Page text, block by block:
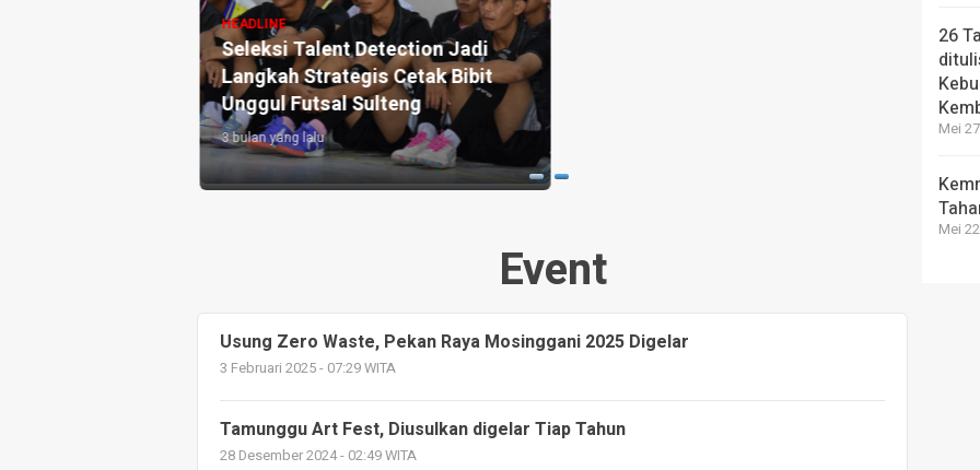
HEADLINE
Seleksi Talent Detection Jadi
Langkah Strategis Cetak Bibit
Unggul Futsal Sulteng
3 bulan yang lalu 3
Event
Usung Zero Waste, Pekan Raya Mosinggani 2025 Digelar
3 Februari 2025 - 07:29 WITA
Tamunggu Art Fest, Diusulkan digelar Tiap Tahun
28 Desember 2024 - 02:49 WITA
26
Mei
Mei